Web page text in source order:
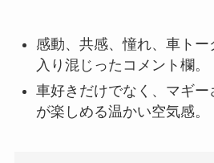
感動、共感、憧れ、車ト
入り混じったコメント欄。
車好きだけでなく、マギ
が楽しめる温かい空気感。